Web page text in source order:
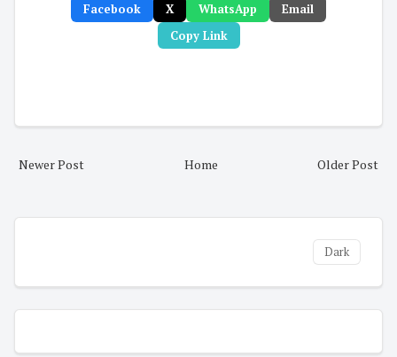
Facebook X WhatsApp
Email
Copy Link
Newer Post Older Post
Home
Dark